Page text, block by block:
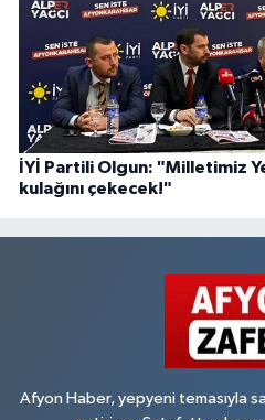
İYİ Partili Olgun: "Milletimiz
kulağını çekecek!"
Afyon Haber, yepyeni temasıyla